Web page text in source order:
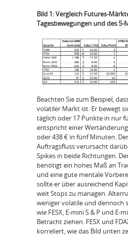
Bild 1: Vergleich Futures-
Tagesbewegungen und des 5-
Beachten Sie zum Beispiel,
volatiler Markt ist. Er bewegt
täglich oder 17 Punkte in nur
entspricht einer
oder 438 € in fünf Minuten.
Auftragsfluss verursacht
Spikes in beide Richtungen.
benötigt ein hohes Maß an
und eine gute mentale
sollte er über ausreichend
weit Stops zu managen.
weniger volatile und dennoch
wie FESX, E-mini S & P und E-
Betracht ziehen. FESX und
korreliert, wie das Bild unten